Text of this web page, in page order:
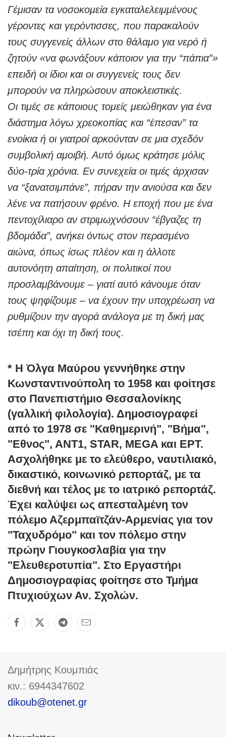
Γέμισαν τα νοσοκομεία εγκαταλελειμμένους
γέροντες και γερόντισσες, που παρακαλούν
τους συγγενείς άλλων στο θάλαμο για νερό ή
ζητούν «να φωνάξουν κάποιον για την “πάπια”»
επειδή οι ίδιοι και οι συγγενείς τους δεν
μπορούν να πληρώσουν αποκλειστικές.
Οι τιμές σε κάποιους τομείς μειώθηκαν για ένα
διάστημα λόγω χρεοκοπίας και “έπεσαν” τα
ενοίκια ή οι γιατροί αρκούνταν σε μια σχεδόν
συμβολική αμοιβή. Αυτό όμως κράτησε μόλις
δύο-τρία χρόνια. Εν συνεχεία οι τιμές άρχισαν
να “ξανατσιμπάνε”, πήραν την ανιούσα και δεν
λένε να πατήσουν φρένο. Η εποχή που με ένα
πεντοχίλιαρο αν στριμωχνόσουν “έβγαζες τη
βδομάδα”, ανήκει όντως στον περασμένο
αιώνα, όπως ίσως πλέον και η άλλοτε
αυτονόητη απαίτηση, οι πολιτικοί που
προσλαμβάνουμε – γιατί αυτό κάνουμε όταν
τους ψηφίζουμε – να έχουν την υποχρέωση να
ρυθμίζουν την αγορά ανάλογα με τη δική μας
τσέπη και όχι τη δική τους.
* Η Όλγα Μαύρου γεννήθηκε στην
Κωνσταντινούπολη το 1958 και φοίτησε
στο Πανεπιστήμιο Θεσσαλονίκης
(γαλλική φιλολογία). Δημοσιογραφεί
από το 1978 σε "Καθημερινή", "Βήμα",
"Εθνος", ΑΝΤ1, STAR, MEGA και ΕΡΤ.
Ασχολήθηκε με το ελεύθερο, ναυτιλιακό,
δικαστικό, κοινωνικό ρεπορτάζ, με τα
διεθνή και τέλος με το ιατρικό ρεπορτάζ.
Έχει καλύψει ως απεσταλμένη τον
πόλεμο Αζερμπαϊτζάν-Αρμενίας για τον
"Ταχυδρόμο" και τον πόλεμο στην
πρώην Γιουγκοσλαβία για την
"Ελευθεροτυπία". Στο Εργαστήρι
Δημοσιογραφίας φοίτησε στο Τμήμα
Πτυχιούχων Αν. Σχολών.
Δημήτρης Κουμπιάς
κιν.: 6944347602
dikoub@otenet.gr